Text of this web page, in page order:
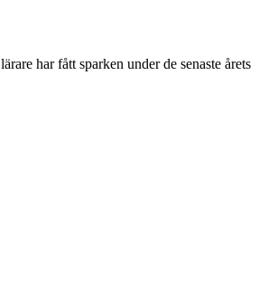
har fått sparken under de senaste årets